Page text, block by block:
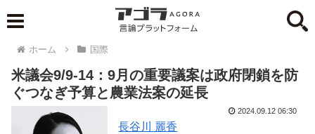
ホーム 国際
米議会9/9-14：9月の重要議案は政府閉鎖を防
ぐつなぎ予算と農業法案の延長
長谷川 麗香
2024.09.12 06:30